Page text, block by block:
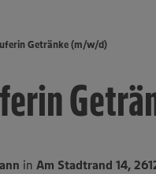
Lager & Logistik
Getränke (m/w/d)
inAm Stadtrand 14,